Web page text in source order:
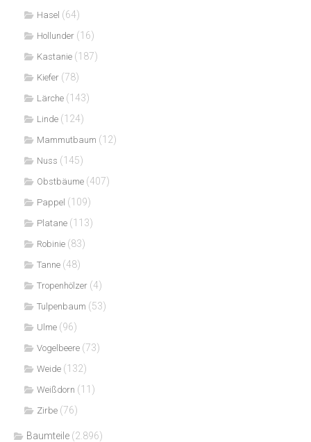
Hasel (64)
Hollunder (16)
Kastanie (187)
Kiefer (78)
Lärche (143)
Linde (124)
Mammutbaum (12)
Nuss (145)
Obstbäume (407)
Pappel (109)
Platane (113)
Robinie (83)
Tanne (48)
Tropenhölzer (4)
Tulpenbaum (53)
Ulme (96)
Vogelbeere (73)
Weide (132)
Weißdorn (11)
Zirbe (76)
Baumteile (2.896)